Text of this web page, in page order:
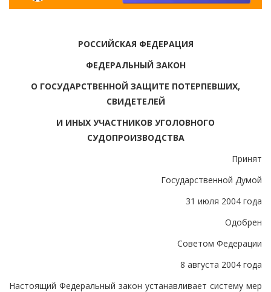
РОССИЙСКАЯ ФЕДЕРАЦИЯ
ФЕДЕРАЛЬНЫЙ ЗАКОН
О ГОСУДАРСТВЕННОЙ ЗАЩИТЕ ПОТЕРПЕВШИХ,
СВИДЕТЕЛЕЙ
И ИНЫХ УЧАСТНИКОВ УГОЛОВНОГО
СУДОПРОИЗВОДСТВА
Принят
Государственной Думой
31 июля 2004 года
Одобрен
Советом Федерации
8 августа 2004 года
Настоящий Федеральный закон устанавливает систему мер